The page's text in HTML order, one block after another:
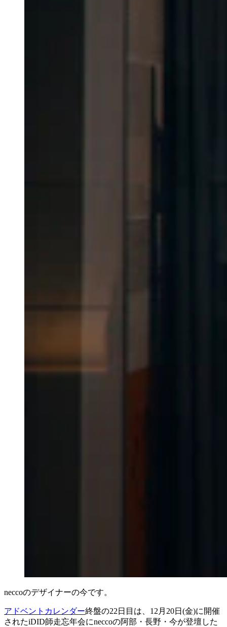
neccoのデザイナーの今です。
アドベントカレンダー終盤の22日目は、12月20日(金)に開催
されたiDID師走忘年会にneccoの阿部・長野・今が登壇した